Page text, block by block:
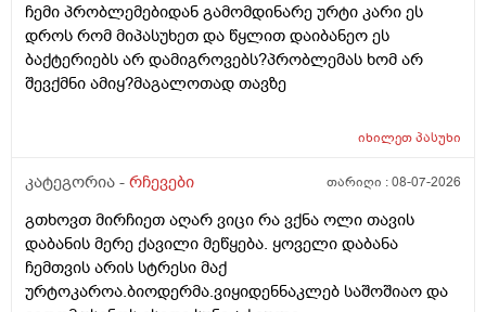
იბნის ექიმყან რომ დ ვიტამინი გაიკეთოს და უბნის
ექიმის დანიშნულებას ვენდო ის ხომ კარდიოლოგი
არაა თან დიდათ რომ ვაკვირდები არაა მცოდნე ამ
მხრივ და ვერ ვენდობი და ხომ არავნებს მამას დ
სარისკოა?მის კარდიოლოგა ვერ დავირეკავ ან
ჩემი პრობლემებიდან გამომდინარე ურტი კარი ეს
დროს რომ მიპასუხეთ და წყლით დაიბანეო ეს
ბაქტერიებს არ დამიგროვებს?პრობლემას ხომ არ
შევქმნი ამიყ?მაგალოთად თავზე
იხილეთპასუხი
კატეგორია - რჩევები თარიღი :08-07-2026
გთხოვთ მირჩიეთ აღარ ვიცი რა ვქნა ოლი თავის
დაბანის მერე ქავილი მეწყება. ყოველი დაბანა
ჩემთვის არის სტრესი მაქ
ურტოკაროა.ბიოდერმა.ვიყიდენნაკლებ საშოშიაო და